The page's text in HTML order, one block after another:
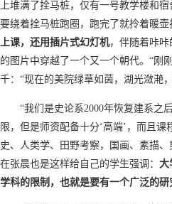
上堆满了拴马桩，仅有一号教学楼和
要绕着拴马桩跑圈，跑完了就拎着暖
上课，还用插片式幻灯机，伴随着咔
的图片中穿越了一个又一个朝代。“刚
千：“现在的美院绿草如茵，湖光潋滟
“我们是史论系2000年恢复建系之
限，但是师资配备十分‘高端’，而且
史、人类学、田野考察，国画、素描
在张晨也是这样给自己的学生强调： 大
学科的限制，也就是要有一个广泛的研